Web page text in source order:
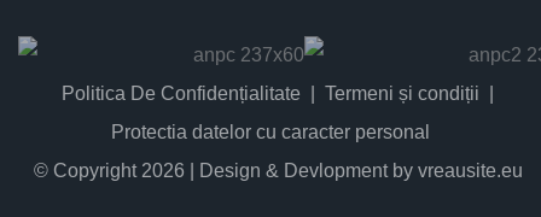
Politica De Confidențialitate
Termeni și condiții
Protectia datelor cu caracter personal
© Copyright 2026 | Design & Devlopment by vreausite.eu